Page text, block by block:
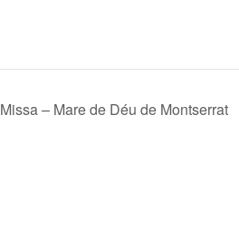
Missa – Mare de Déu de Montserrat